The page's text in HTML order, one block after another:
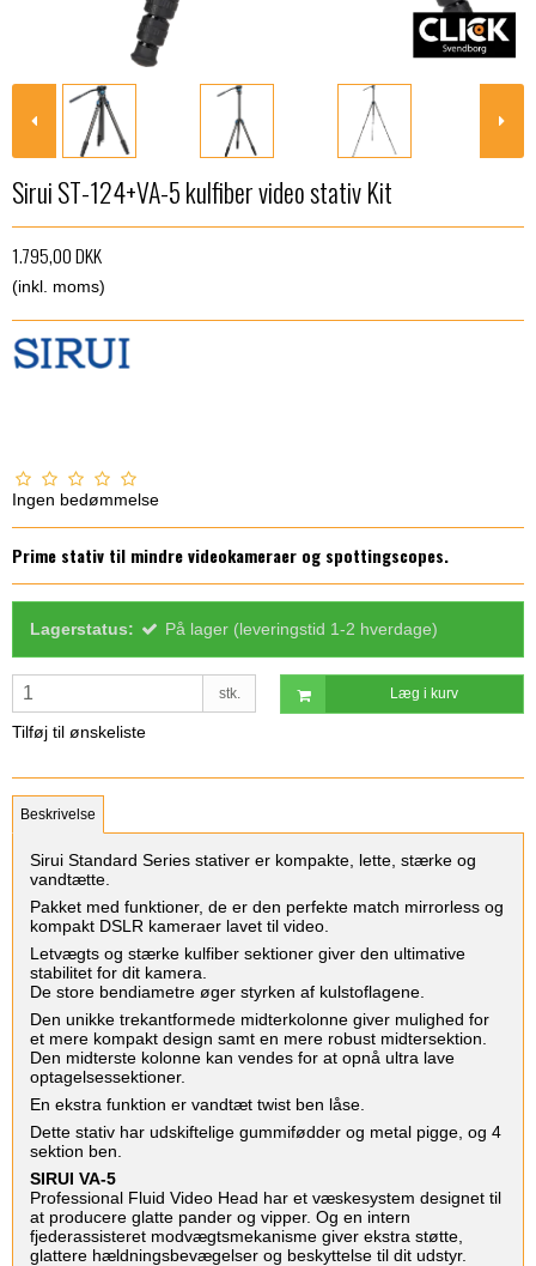
Sirui ST-124+VA-5 kulfiber video stativ Kit
1.795,00 DKK
(inkl. moms)
Ingen bedømmelse
Prime stativ til mindre videokameraer og spottingscopes.
Lagerstatus: På lager (leveringstid 1-2 hverdage)
stk. Læg i kurv
Tilføj til ønskeliste
Beskrivelse
Sirui Standard Series stativer er kompakte, lette, stærke og
vandtætte.
Pakket med funktioner, de er den perfekte match mirrorless og
kompakt DSLR kameraer lavet til video.
Letvægts og stærke kulfiber sektioner giver den ultimative
stabilitet for dit kamera.
De store bendiametre øger styrken af kulstoflagene.
Den unikke trekantformede midterkolonne giver mulighed for
et mere kompakt design samt en mere robust midtersektion.
Den midterste kolonne kan vendes for at opnå ultra lave
optagelsessektioner.
En ekstra funktion er vandtæt twist ben låse.
Dette stativ har udskiftelige gummifødder og metal pigge, og 4
sektion ben.
SIRUI VA-5
Professional Fluid Video Head har et væskesystem designet til
at producere glatte pander og vipper. Og en intern
fjederassisteret modvægtsmekanisme giver ekstra støtte,
glattere hældningsbevægelser og beskyttelse til dit udstyr.